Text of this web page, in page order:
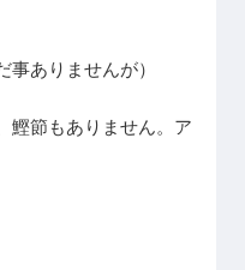
ありませんが）
鰹節もありません。ア